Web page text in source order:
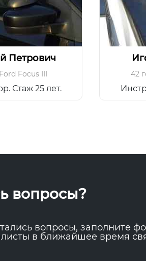
Петрович
Ford Focus III
Стаж 25 лет.
42
вопросы?
вопросы, заполните
в ближайшее время